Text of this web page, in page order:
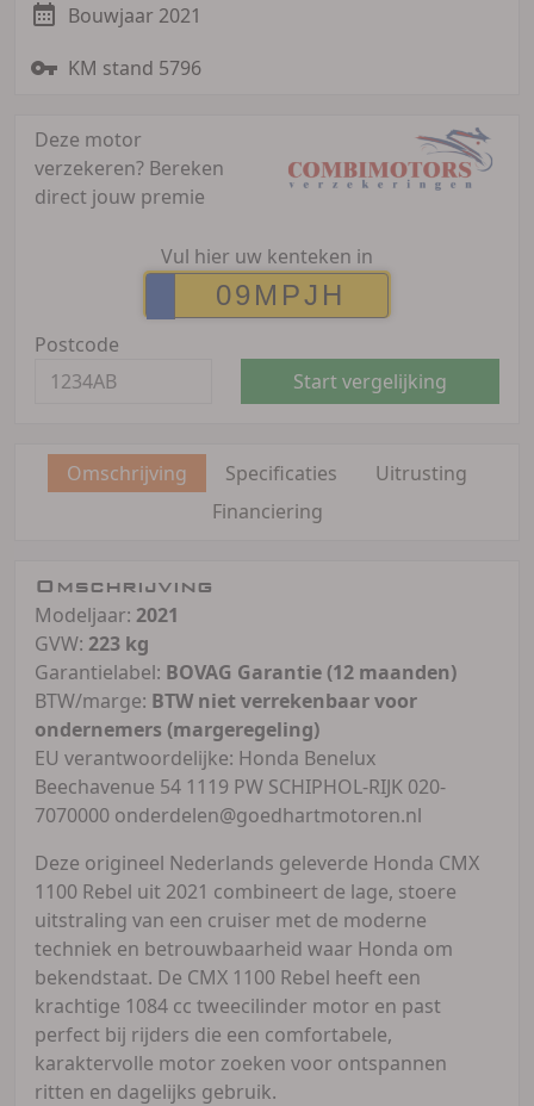
Bouwjaar 2021
KM stand 5796
Deze motor
verzekeren? Bereken
direct jouw premie
Vul hier uw kenteken in
Postcode
Start vergelijking
Omschrijving Specificaties
Uitrusting
Financiering
Omschrijving
Modeljaar: 2021
GVW: 223 kg
Garantielabel: BOVAG Garantie (12 maanden)
BTW/marge: BTW niet verrekenbaar voor
ondernemers (margeregeling)
EU verantwoordelijke: Honda Benelux
Beechavenue 54 1119 PW SCHIPHOL-RIJK 020-
7070000 onderdelen@goedhartmotoren.nl
Deze origineel Nederlands geleverde Honda CMX
1100 Rebel uit 2021 combineert de lage, stoere
uitstraling van een cruiser met de moderne
techniek en betrouwbaarheid waar Honda om
bekendstaat. De CMX 1100 Rebel heeft een
krachtige 1084 cc tweecilinder motor en past
perfect bij rijders die een comfortabele,
karaktervolle motor zoeken voor ontspannen
ritten en dagelijks gebruik.